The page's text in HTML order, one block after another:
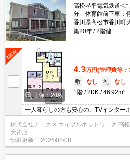
高松琴平電気鉄道<
分 体育館前下車：
香川県高松市香川町
築20年
2階建
画像：20枚
4.3万円(管理費等
敷
なし 礼
なし
1階
2DK 46.92m²
一人暮らしの方も安心の、TVインター
は洗面所独立・浴室乾燥機など大変充
り、敷地内に車を置いておくことがで
イチオシのアパートはこちらです。駐
時間を楽しむダイニングキッチンがある
株式会社アークス エイブルネットワーク 高
天神店
情報更新日 2026/08/08